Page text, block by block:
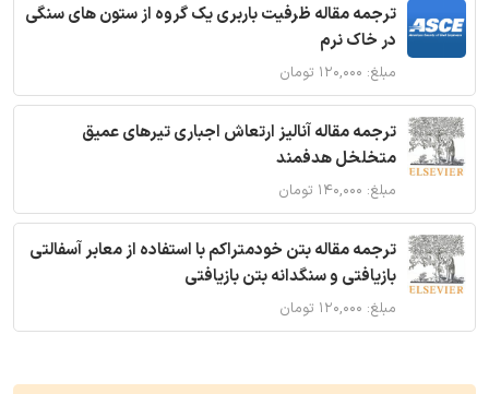
ترجمه مقاله ظرفیت باربری یک گروه از ستون های سنگی
در خاک نرم
مبلغ: ۱۲۰,۰۰۰ تومان
ترجمه مقاله آنالیز ارتعاش اجباری تیرهای عمیق
متخلخل هدفمند
مبلغ: ۱۴۰,۰۰۰ تومان
ترجمه مقاله بتن خودمتراکم با استفاده از معابر آسفالتی
بازیافتی و سنگدانه بتن بازیافتی
مبلغ: ۱۲۰,۰۰۰ تومان